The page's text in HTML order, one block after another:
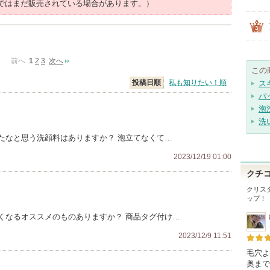
はまだ販売されている場合があります。）
前へ 1 2 3 次へ
投稿日順 私も知りたい！順
なと思う洗顔料はありますか？ 泡立てなくて…
2023/12/19 01:00
なるオススメのものありますか？ 商品タグ付け…
2023/12/9 11:51
この
ス
パ
泡
洗
クチ
クリス
ップ！
毛穴
奥ま